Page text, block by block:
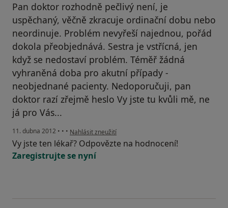
Pan doktor rozhodně pečlivý není, je
uspěchaný, věčně zkracuje ordinační dobu nebo
neordinuje. Problém nevyřeší najednou, pořád
dokola přeobjednává. Sestra je vstřícná, jen
když se nedostaví problém. Téměř žádná
vyhraněná doba pro akutní případy -
neobjednané pacienty. Nedoporučuji, pan
doktor razí zřejmě heslo Vy jste tu kvůli mě, ne
já pro Vás...
11. dubna 2012 • • • podle názoru uživatele Váš účet byl odstraněn
Nahlásit zneužití
Vy jste ten lékař? Odpovězte na hodnocení!
Zaregistrujte se nyní